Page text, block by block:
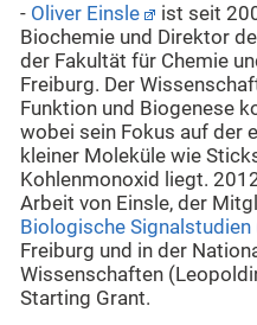
- Oliver Einsle
ist seit
Biochemie und Direktor
der Fakultät für Chemie
Freiburg. Der
Funktion und Biogenese
wobei sein Fokus auf der
kleiner Moleküle wie
Kohlenmonoxid liegt.
Arbeit von Einsle, der
Biologische Signalstudien
Freiburg und in der
Wissenschaften
Starting Grant.